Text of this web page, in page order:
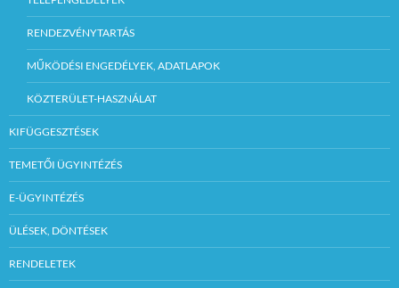
RENDEZVÉNYTARTÁS
MŰKÖDÉSI ENGEDÉLYEK, ADATLAPOK
KÖZTERÜLET-HASZNÁLAT
KIFÜGGESZTÉSEK
TEMETŐI ÜGYINTÉZÉS
E-ÜGYINTÉZÉS
ÜLÉSEK, DÖNTÉSEK
RENDELETEK